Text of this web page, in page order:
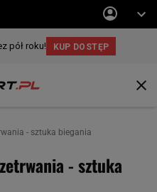
- sztuka biegania
- sztuka